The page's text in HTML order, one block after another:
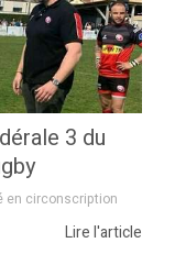
3 du
en circonscription
Lire l'article